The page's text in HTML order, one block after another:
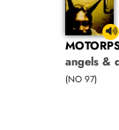
angels &
(NO 97)